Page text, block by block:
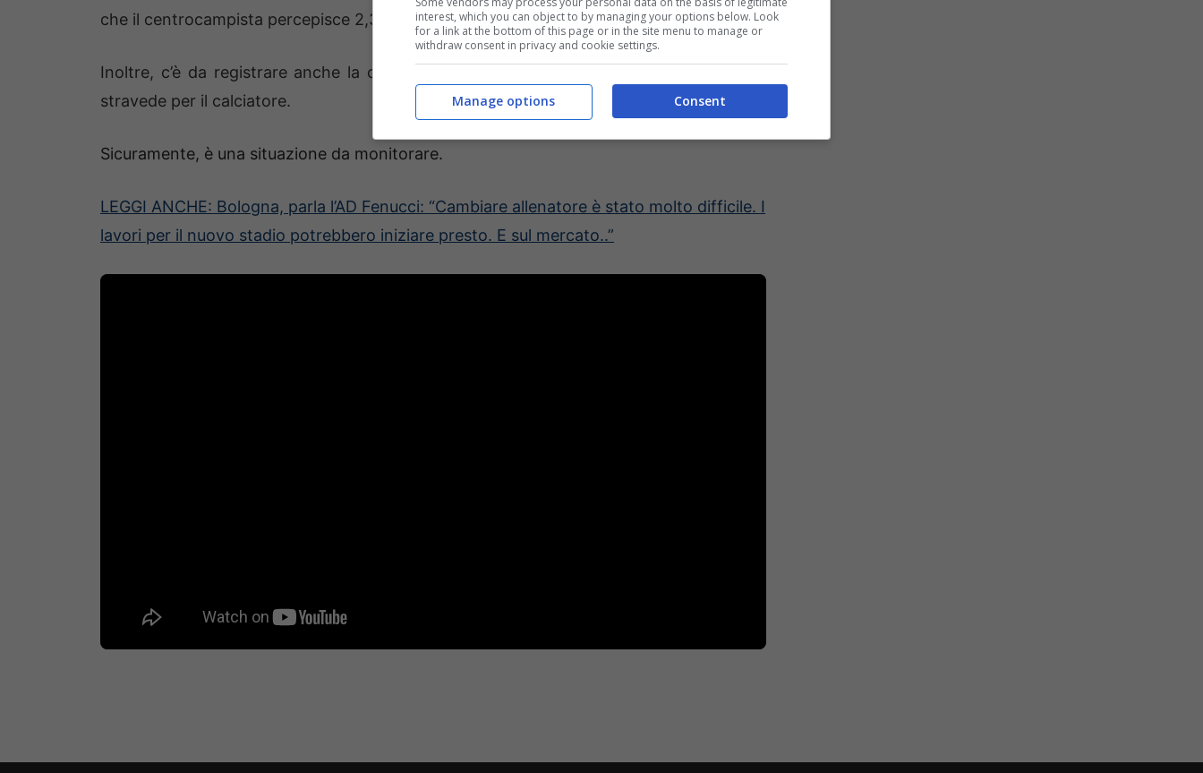
che il centrocampista percepisce 2,3 milioni netti l’anno.
Inoltre, c’è da registrare anche la concorrenza del
stravede per il calciatore.
Sicuramente, è una situazione da monitorare.
LEGGI ANCHE: Bologna, parla l’AD Fenucci: “Cambiare allenatore è stato molto difficile. I
lavori per il nuovo stadio potrebbero iniziare presto. E sul mercato..”
interest, which you can object to by managing your options below. Look
for a link at the bottom of this page or in the site menu to manage or
withdraw consent in privacy and cookie settings.
Consent
Manage options